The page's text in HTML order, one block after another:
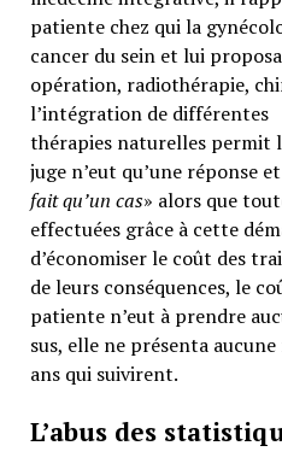
patiente chez qui la
cancer du sein et lui
opération, radiothérapie,
l’intégration de différentes
thérapies naturelles permit
juge n’eut qu’une réponse
fait qu’un cas» alors que
effectuées grâce à cette
d’économiser le coût des
de leurs conséquences, le
patiente n’eut à prendre
sus, elle ne présenta
ans qui suivirent.
L’abus des